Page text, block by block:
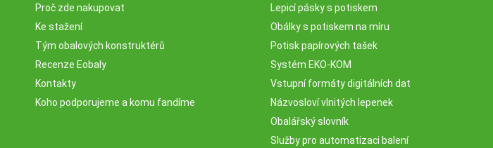
Proč zde nakupovat
Ke stažení
Tým obalových konstruktérů
Recenze Eobaly
Kontakty
Koho podporujeme a komu fandíme
Lepicí pásky s potiskem
Obálky s potiskem na míru
Potisk papírových tašek
Systém EKO-KOM
Vstupní formáty digitálních dat
Názvosloví vlnitých lepenek
Obalářský slovník
Služby pro automatizaci balení